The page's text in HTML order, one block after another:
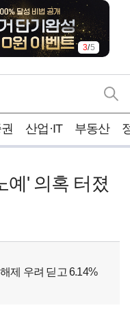
3/5
산업·IT 부동산
예' 의혹 터졌
제 우려 딛고 6.14%